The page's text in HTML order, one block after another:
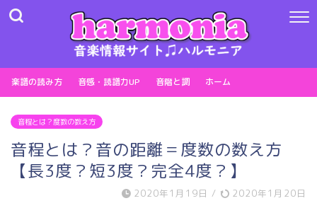
楽譜の読み方 音感・読譜力UP 音階と調 ホーム
音程とは？度数の数え方
音程とは？音の距離＝度数の数え方
【長3度？短3度？完全4度？】
2020年1月19日 / 2020年1月20日